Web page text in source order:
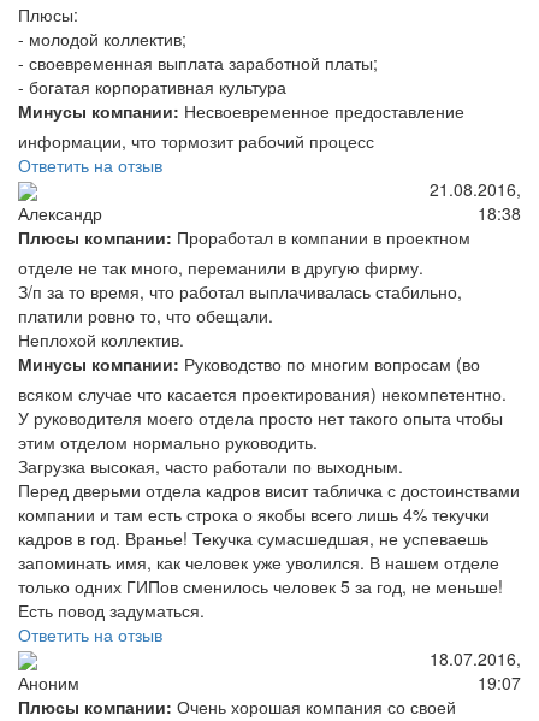
Плюсы:
- молодой коллектив;
- своевременная выплата заработной платы;
- богатая корпоративная культура
Минусы компании: Несвоевременное предоставление
информации, что тормозит рабочий процесс
Ответить на отзыв
Александр
21.08.2016,
18:38
Плюсы компании: Проработал в компании в проектном
отделе не так много, переманили в другую фирму.
З/п за то время, что работал выплачивалась стабильно,
платили ровно то, что обещали.
Неплохой коллектив.
Минусы компании: Руководство по многим вопросам (во
всяком случае что касается проектирования) некомпетентно.
У руководителя моего отдела просто нет такого опыта чтобы
этим отделом нормально руководить.
Загрузка высокая, часто работали по выходным.
Перед дверьми отдела кадров висит табличка с достоинствами
компании и там есть строка о якобы всего лишь 4% текучки
кадров в год. Вранье! Текучка сумасшедшая, не успеваешь
запоминать имя, как человек уже уволился. В нашем отделе
только одних ГИПов сменилось человек 5 за год, не меньше!
Есть повод задуматься.
Ответить на отзыв
Аноним
18.07.2016,
19:07
Плюсы компании: Очень хорошая компания со своей